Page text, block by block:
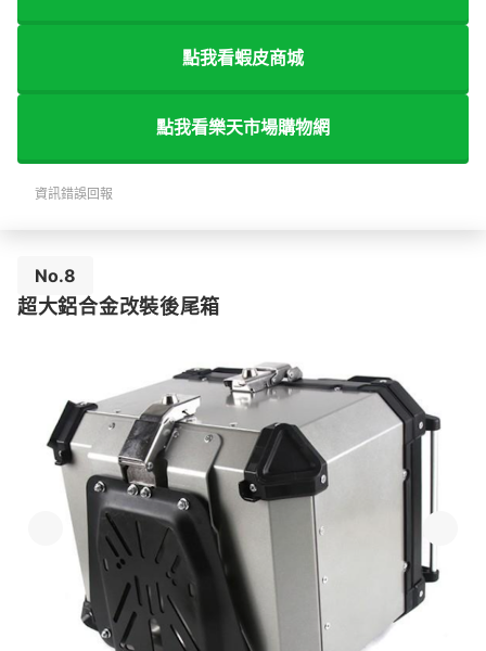
點我看蝦皮商城
點我看樂天市場購物網
資訊錯誤回報
No.8
超大鋁合金改裝後尾箱